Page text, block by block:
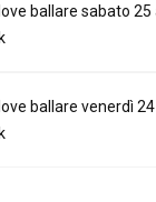
ballare sabato 25
ballare venerdì